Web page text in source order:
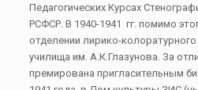
Педагогических Курсах
РСФСР. В 1940-1941 гг. помимо
отделении лирико-
училища им. А.К.Глазунова. За
премирована пригласительным